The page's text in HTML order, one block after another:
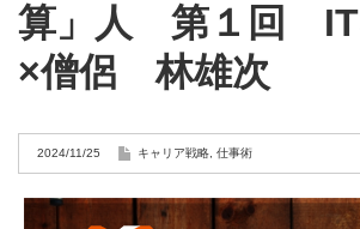
算」人 第１回
×僧侶 林雄次
2024/11/25 キャリア戦略 仕事術